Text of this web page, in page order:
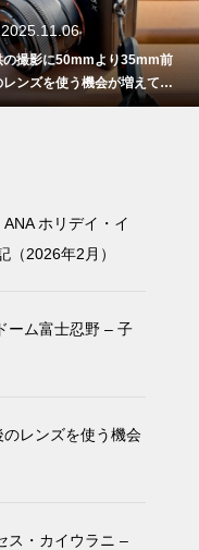
2025.11.06
の撮影に50mmより35mm前
レンズを使う機会が増えてき
ホリデイ・イ
（2026年2月）
ーム富士忍野 – 子
レンズを使う機会
ス・カイウラニ –